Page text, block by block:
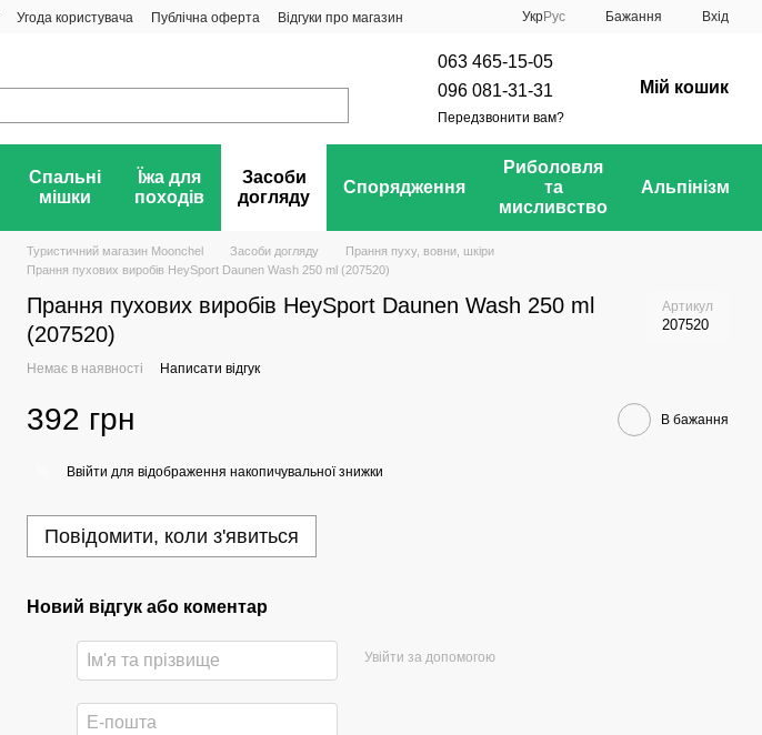
Угода користувача Публічна оферта Відгуки про магазин УкрРус Бажання Вхід
063 465-15-05
096 081-31-31
Передзвонити вам?
Мій кошик
Спальні
мішки
Їжа для
походів
Засоби
догляду
Спорядження
Риболовля
та
мисливство
Альпінізм
Туристичний магазин Moonchel Засоби догляду
Прання пуху, вовни, шкіри
Прання пухових виробів HeySport Daunen Wash 250 ml (207520)
Прання пухових виробів HeySport Daunen Wash 250 ml
(207520)
Артикул
207520
Немає в наявності Написати відгук
392 грн В бажання
Ввійти для відображення накопичувальної знижки
Повідомити, коли з'явиться
Новий відгук або коментар
Увійти за допомогою